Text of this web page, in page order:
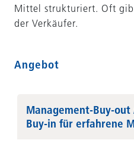
Mittel strukturiert. Oft
der Verkäufer.
Angebot
Management-Buy-
Buy-in für erfahrene